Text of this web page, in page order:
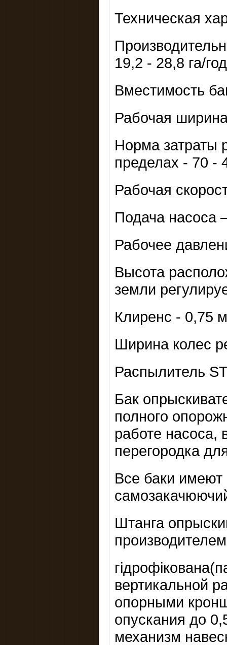
Техническая
19,2 - 28,8 га/
Вместимость
Рабочая
Норма затраты
пределах - 70 -
Рабочая
Подача насоса
Рабочее
Высота
земли
Клиренс - 0,75
Ширина колес
Распылитель
Бак
полного
работе насоса,
перегородка
Все баки
Штанга
вертикальной
опорными
опускания до
механизм